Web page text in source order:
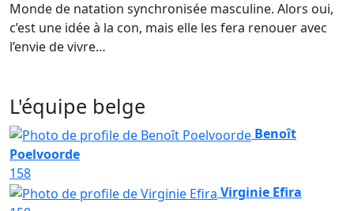
Monde de natation synchronisée masculine. Alors oui,
c’est une idée à la con, mais elle les fera renouer avec
l’envie de vivre…
L'équipe belge
Benoît
Poelvoorde
158
Virginie Efira